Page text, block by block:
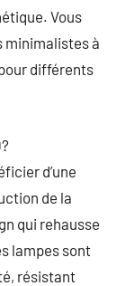
Vous
minimalistes à
différents
d’une
de la
qui rehausse
lampes sont
résistant